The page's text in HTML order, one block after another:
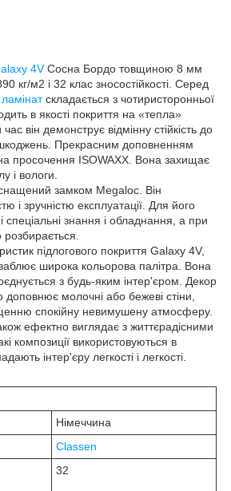
4VСосна Бордо товщиною 8 мм
кг/м2 і 32 клас зносостійкості. Серед
ламінатскладається з чотиристоронньої
в якості покриття на «тепла»
він демонструє відмінну стійкість до
Прекрасним доповненням
просочення ISOWAXX. Вона захищає
і вологи.
замком Megaloc. Він
і зручністю експлуатації. Для його
спеціальні знання і обладнання, а при
розбирається.
підлогового покриття Galaxy 4V,
широка кольорова палітра. Вона
з будь-яким інтер'єром. Декор
молочні або бежеві стіни,
спокійну невимушену атмосферу.
ефектно виглядає з життєрадісними
композиції використовуються в
інтер'єру легкості і легкості.
Німеччина
Classen
32